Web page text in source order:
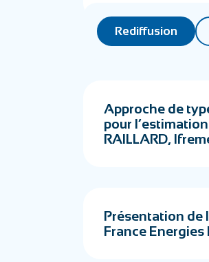
Rediffusion
Approche de
pour
RAILLARD,
Présentation de
France Energies